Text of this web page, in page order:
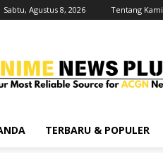
Sabtu, Agustus 8, 2026 Tentang Kami
TERBARU & POPULER